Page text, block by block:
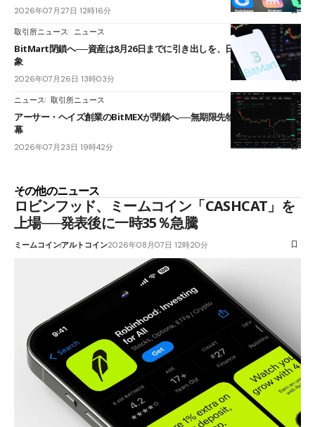
2026年07月27日 12時16分
取引所ニュース ニュース
BitMart閉鎖へ──資産は8月26日までに引き出しを、日本人利用者も対
象
2026年07月26日 13時03分
ニュース 取引所ニュース
アーサー・ヘイズ創業のBitMEXが閉鎖へ──無期限先物を生んだ11年に
幕
2026年07月23日 19時42分
その他のニュース
ロビンフッド、ミームコイン「CASHCAT」を
上場──発表後に一時35％急騰
ミームコインアルトコイン2026年08月07日 12時20分